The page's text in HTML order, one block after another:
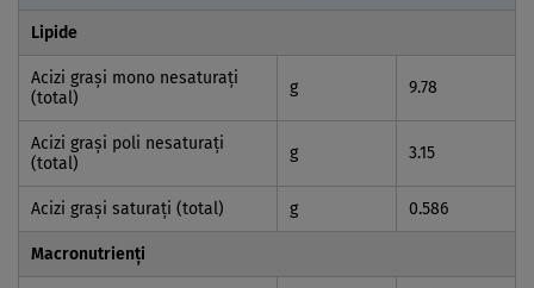
Lipide
Acizi graşi mono nesaturaţi
(total)
g 9.78
Acizi graşi poli nesaturaţi
(total)
g 3.15
Acizi graşi saturaţi (total) g 0.586
Macronutrienți